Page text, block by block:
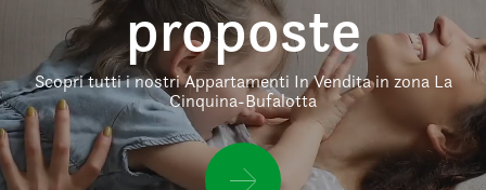
proposte
Scopri tutti i nostri Appartamenti In Vendita in zona La
Cinquina-Bufalotta